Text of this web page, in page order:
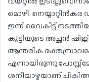
മൊഴി.
ഇന്ന് വൈകിട്ട്
കുട്ടിയുടെ അച്ഛൻ
ആന്തരിക
എന്നായിരുന്നു
ശനിയാഴ്ചയാണ്